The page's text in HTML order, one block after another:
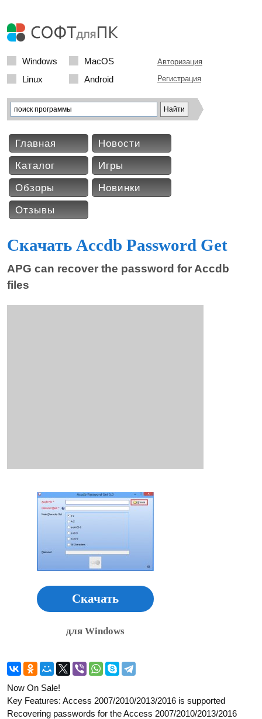
Windows
MacOS
Linux
Android
Авторизация
Регистрация
Главная
Новости
Каталог
Игры
Обзоры
Новинки
Отзывы
Скачать Accdb Password Get
APG can recover the password for Accdb
files
Скачать
для Windows
Now On Sale!
Key Features: Access 2007/2010/2013/2016 is supported
Recovering passwords for the Access 2007/2010/2013/2016